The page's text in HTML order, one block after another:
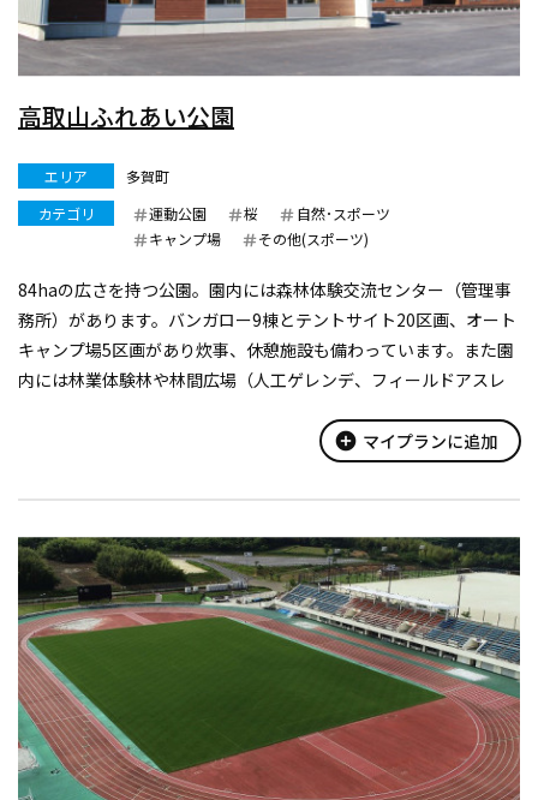
高取山ふれあい公園
エリア
多賀町
カテゴリ
運動公園 桜
自然･スポーツ
キャンプ場
その他(スポーツ)
84haの広さを持つ公園。園内には森林体験交流センター（管理事
務所）があります。バンガロー9棟とテントサイト20区画、オート
キャンプ場5区画があり炊事、休憩施設も備わっています。また園
内には林業体験林や林間広場（人工ゲレンデ、フィールドアスレ
add_circle マイプランに追加